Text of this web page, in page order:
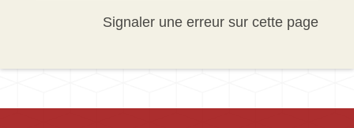
Signaler une erreur sur cette page